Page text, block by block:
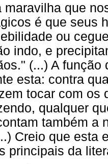
maravilha que
é que seus
ou
indo, e
(...) A
esta: contra
tocar com os
qualquer
também a
Creio que esta
principais da